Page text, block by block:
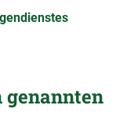
genannten